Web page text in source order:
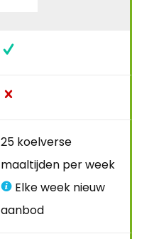
25 koelverse
maaltijden per week
Elke week nieuw
aanbod